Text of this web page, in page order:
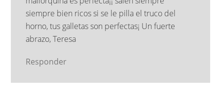
siempre bien ricos si se le pilla el truco del
horno, tus galletas son perfectas¡ Un fuerte
abrazo, Teresa
Responder